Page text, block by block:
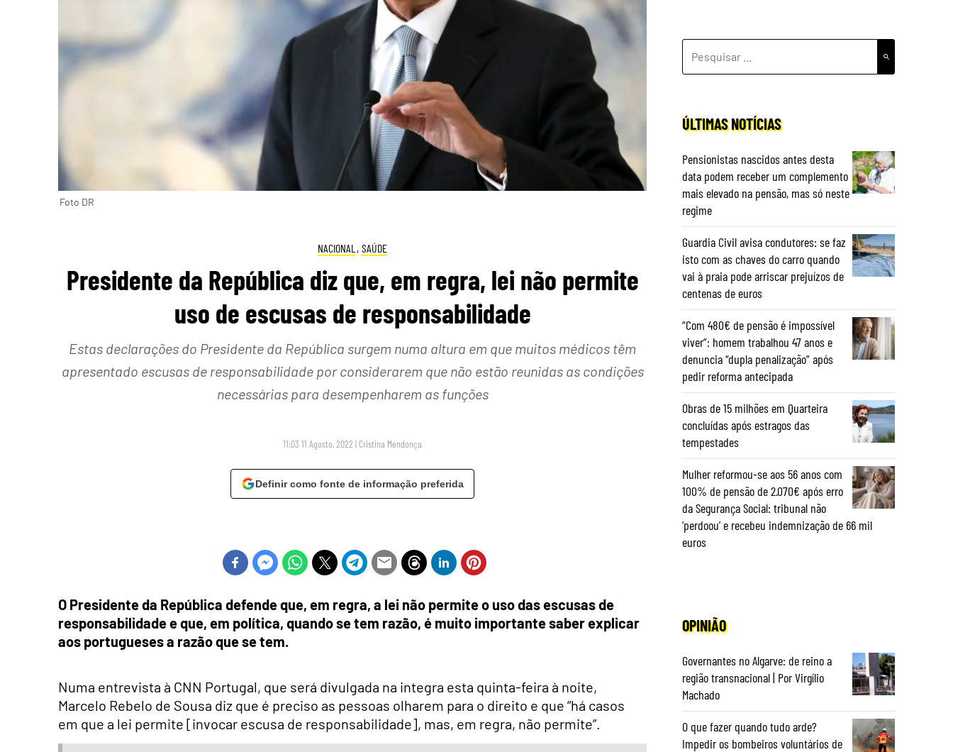
Foto DR
NACIONAL , SAÚDE
Presidente da República diz que, em regra, lei não permite
uso de escusas de responsabilidade
Estas declarações do Presidente da República surgem numa altura em que muitos médicos têm
apresentado escusas de responsabilidade por considerarem que não estão reunidas as condições
necessárias para desempenharem as funções
11:03 11 Agosto, 2022 | Cristina Mendonça
Definir como fonte de informação preferida
O Presidente da República defende que, em regra, a lei não permite o uso das escusas de
responsabilidade e que, em política, quando se tem razão, é muito importante saber explicar
aos portugueses a razão que se tem.
Numa entrevista à CNN Portugal, que será divulgada na integra esta quinta-feira à noite,
Marcelo Rebelo de Sousa diz que é preciso as pessoas olharem para o direito e que “há casos
em que a lei permite [invocar escusa de responsabilidade], mas, em regra, não permite”.
POR:
ÚLTIMAS NOTÍCIAS
Pensionistas nascidos antes desta
data podem receber um complemento
mais elevado na pensão, mas só neste
regime
Guardia Civil avisa condutores: se faz
isto com as chaves do carro quando
vai à praia pode arriscar prejuízos de
centenas de euros
“Com 480€ de pensão é impossível
viver”: homem trabalhou 47 anos e
denuncia “dupla penalização” após
pedir reforma antecipada
Obras de 15 milhões em Quarteira
concluídas após estragos das
tempestades
Mulher reformou-se aos 56 anos com
100% de pensão de 2.070€ após erro
da Segurança Social: tribunal não
‘perdoou’ e recebeu indemnização de 66 mil
euros
OPINIÃO
Governantes no Algarve: de reino a
região transnacional | Por Virgílio
Machado
O que fazer quando tudo arde?
Impedir os bombeiros voluntários de